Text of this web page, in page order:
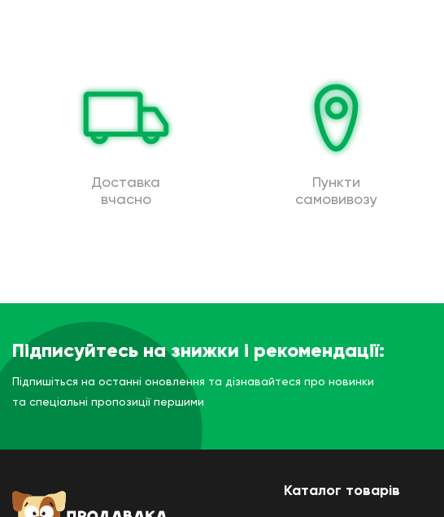
Доставка
вчасно
Пункти
самовивозу
Підписуйтесь на знижки і рекомендації:
Підпишіться на останні оновлення та дізнавайтеся про новинки
та спеціальні пропозиції першими
Каталог товарів